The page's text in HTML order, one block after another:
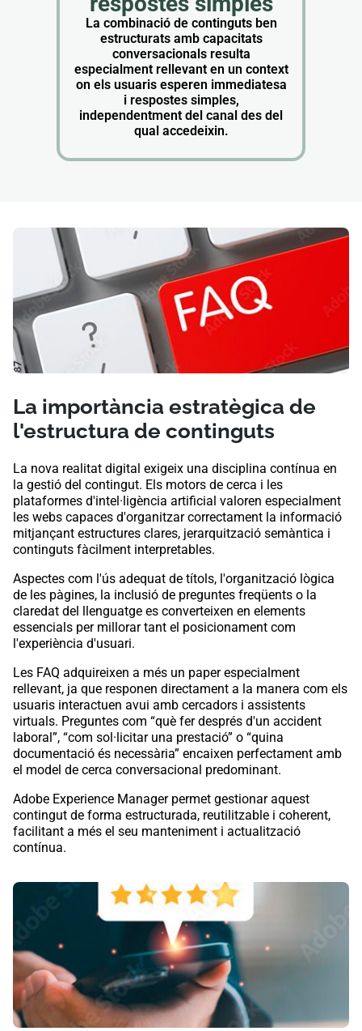
La combinació de continguts ben
estructurats amb capacitats
conversacionals resulta
especialment rellevant en un context
on els usuaris esperen immediatesa
i respostes simples,
independentment del canal des del
qual accedeixin.
La importància estratègica de
l'estructura de continguts
La nova realitat digital exigeix ​​una disciplina contínua en
la gestió del contingut. Els motors de cerca i les
plataformes d'intel·ligència artificial valoren especialment
les webs capaces d'organitzar correctament la informació
mitjançant estructures clares, jerarquització semàntica i
continguts fàcilment interpretables.
Aspectes com l'ús adequat de títols, l'organització lògica
de les pàgines, la inclusió de preguntes freqüents o la
claredat del llenguatge es converteixen en elements
essencials per millorar tant el posicionament com
l'experiència d'usuari.
Les FAQ adquireixen a més un paper especialment
rellevant, ja que responen directament a la manera com els
usuaris interactuen avui amb cercadors i assistents
virtuals. Preguntes com “què fer després d'un accident
laboral”, “com sol·licitar una prestació” o “quina
documentació és necessària” encaixen perfectament amb
el model de cerca conversacional predominant.
Adobe Experience Manager permet gestionar aquest
contingut de forma estructurada, reutilitzable i coherent,
facilitant a més el seu manteniment i actualització
contínua.